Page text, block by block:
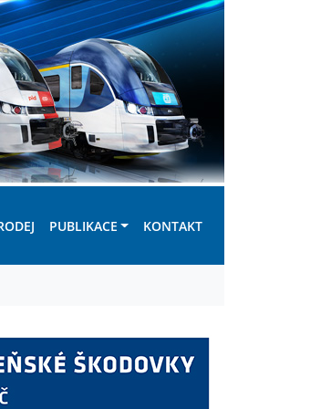
PUBLIKACE KONTAKT